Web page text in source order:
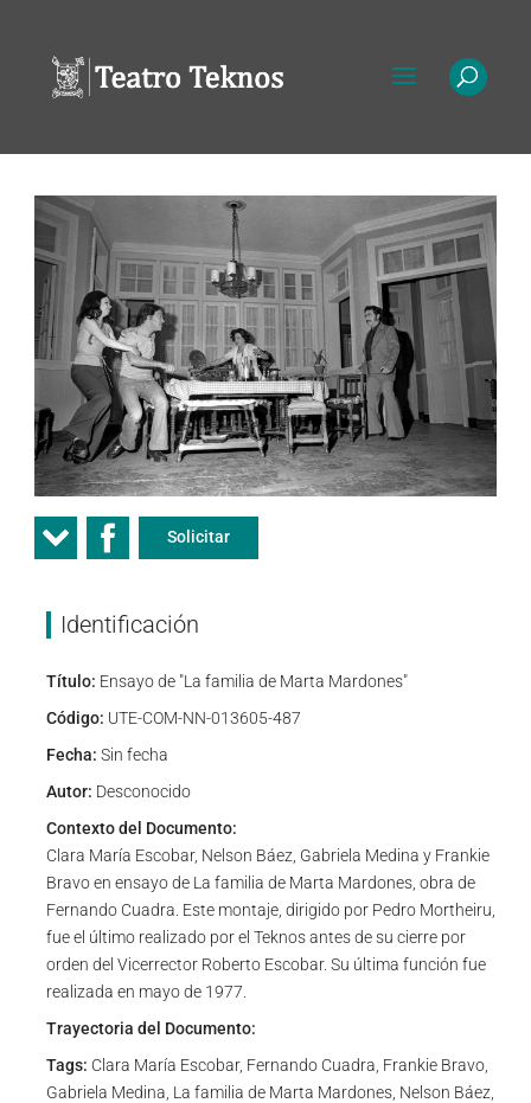
Solicitar
Identificación
Título: Ensayo de "La familia de Marta Mardones"
Código: UTE-COM-NN-013605-487
Fecha: Sin fecha
Autor: Desconocido
Contexto del Documento:
Clara María Escobar, Nelson Báez, Gabriela Medina y Frankie
Bravo en ensayo de La familia de Marta Mardones, obra de
Fernando Cuadra. Este montaje, dirigido por Pedro Mortheiru,
fue el último realizado por el Teknos antes de su cierre por
orden del Vicerrector Roberto Escobar. Su última función fue
realizada en mayo de 1977.
Trayectoria del Documento:
Tags: Clara María Escobar, Fernando Cuadra, Frankie Bravo,
Gabriela Medina, La familia de Marta Mardones, Nelson Báez,